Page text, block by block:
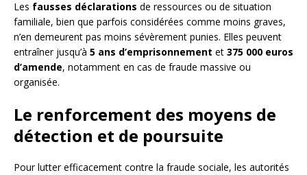
Les fausses déclarations de ressources ou de situation
familiale, bien que parfois considérées comme moins graves,
n’en demeurent pas moins sévèrement punies. Elles peuvent
entraîner jusqu’à 5 ans d’emprisonnement et 375 000 euros
d’amende, notamment en cas de fraude massive ou
organisée.
Le renforcement des moyens de
détection et de poursuite
Pour lutter efficacement contre la fraude sociale, les autorités